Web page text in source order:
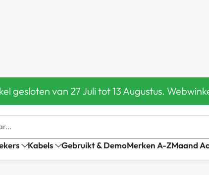
gesloten van 27 Juli tot 13 Augustus.
Kabels Gebruikt & DemoMerken A-ZMaand